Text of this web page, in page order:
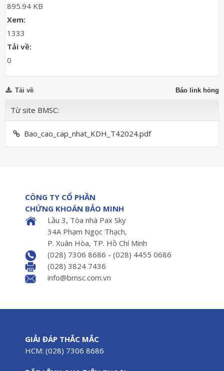
895.94 KB
Xem:
1333
Tải về:
0
Báo link hỏng
Tải về
Từ site BMSC:
Bao_cao_cap_nhat_KDH_T42024.pdf
CÔNG TY CỔ PHẦN
CHỨNG KHOÁN BẢO MINH
Lầu 3, Tòa nhà Pax Sky
34A Phạm Ngọc Thạch,
P. Xuân Hòa, TP. Hồ Chí Minh
(028) 7306 8686 - (028) 4455 0686
(028) 3824 7436
info@bmsc.com.vn
GIẢI ĐÁP THẮC MẮC
HCM: (028) 7306 8686